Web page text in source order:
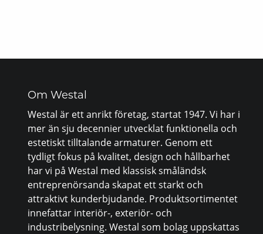
Om Westal
Westal är ett anrikt företag, startat 1947. Vi har i
mer än sju decennier utvecklat funktionella och
estetiskt tilltalande armaturer. Genom ett
tydligt fokus på kvalitet, design och hållbarhet
har vi på Westal med klassisk småländsk
entreprenörsanda skapat ett starkt och
attraktivt kunderbjudande. Produktsortimentet
innefattar interiör-, exteriör- och
industribelysning. Westal som bolag uppskattas